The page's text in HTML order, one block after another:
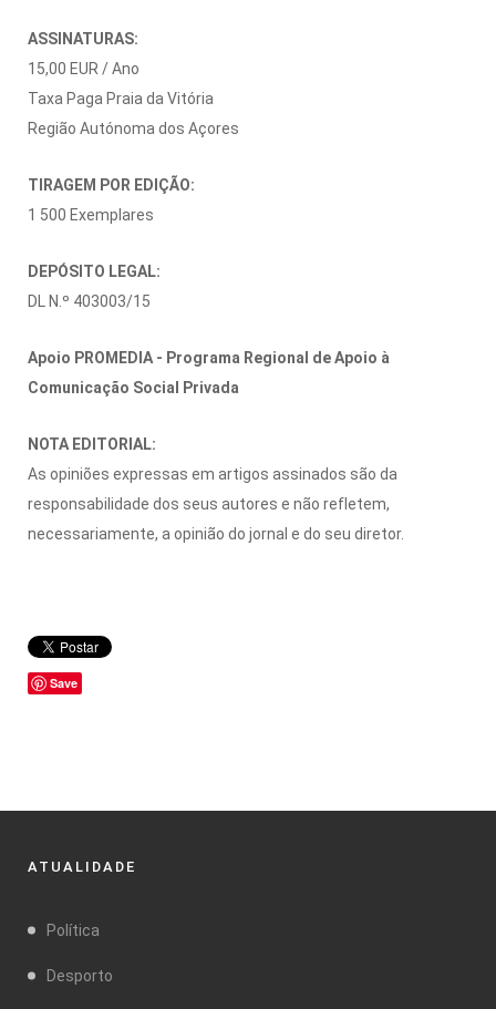
ASSINATURAS:
15,00 EUR / Ano
Taxa Paga Praia da Vitória
Região Autónoma dos Açores
TIRAGEM POR EDIÇÃO:
1 500 Exemplares
DEPÓSITO LEGAL:
DL N.º 403003/15
Apoio PROMEDIA - Programa Regional de Apoio à
Comunicação Social Privada
NOTA EDITORIAL:
As opiniões expressas em artigos assinados são da
responsabilidade dos seus autores e não refletem,
necessariamente, a opinião do jornal e do seu diretor.
Save
ATUALIDADE
Política
Desporto